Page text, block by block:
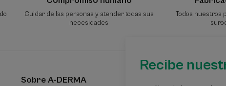
Recibe
Cuidar de las personas y atender todas sus
necesidades
Todos nuestros
Sobre A-DERMA